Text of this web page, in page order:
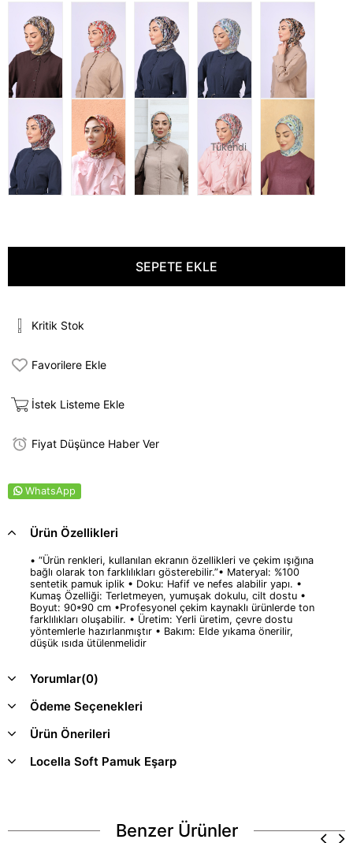
Tükendi
Kritik Stok
Favorilere Ekle
İstek Listeme Ekle
Fiyat Düşünce Haber Ver
WhatsApp
Ürün Özellikleri
• “Ürün renkleri, kullanılan ekranın özellikleri ve çekim ışığına
bağlı olarak ton farklılıkları gösterebilir.”• Materyal: %100
sentetik pamuk iplik • Doku: Hafif ve nefes alabilir yapı. •
Kumaş Özelliği: Terletmeyen, yumuşak dokulu, cilt dostu •
Boyut: 90*90 cm •Profesyonel çekim kaynaklı ürünlerde ton
farklılıkları oluşabilir. • Üretim: Yerli üretim, çevre dostu
yöntemlerle hazırlanmıştır • Bakım: Elde yıkama önerilir,
düşük ısıda ütülenmelidir
Yorumlar(0)
Ödeme Seçenekleri
Ürün Önerileri
Locella Soft Pamuk Eşarp
Benzer Ürünler